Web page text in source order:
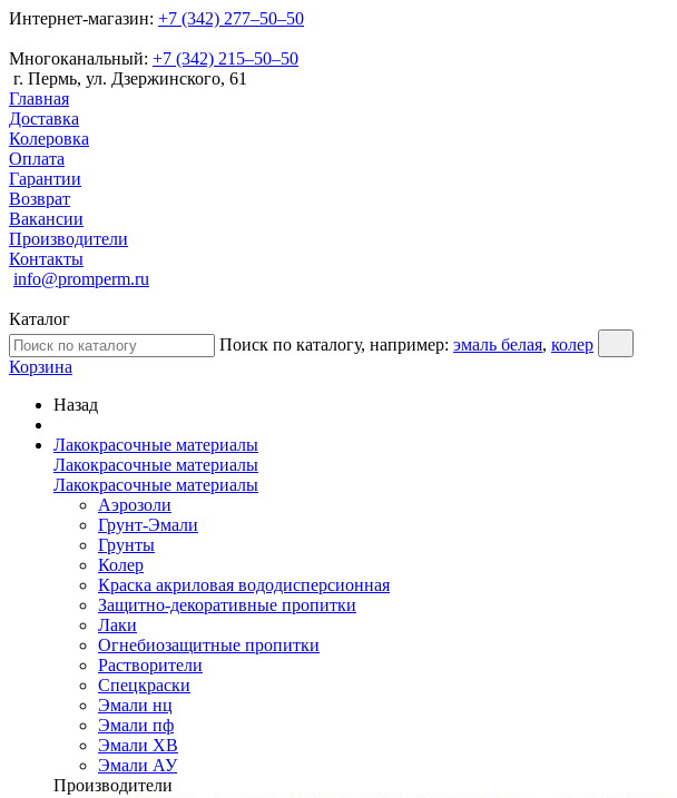
Интернет-магазин: +7 (342) 277‒50‒50
Многоканальный: +7 (342) 215‒50‒50
г. Пермь, ул. Дзержинского, 61
Главная
Доставка
Колеровка
Оплата
Гарантии
Возврат
Вакансии
Производители
Контакты
info@promperm.ru
Каталог
Поиск по каталогу, например: эмаль белая, колер
Корзина
Назад
Лакокрасочные материалы
Лакокрасочные материалы
Лакокрасочные материалы
Аэрозоли
Грунт-Эмали
Грунты
Колер
Краска акриловая вододисперсионная
Защитно-декоративные пропитки
Лаки
Огнебиозащитные пропитки
Растворители
Спецкраски
Эмали нц
Эмали пф
Эмали ХВ
Эмали АУ
Производители